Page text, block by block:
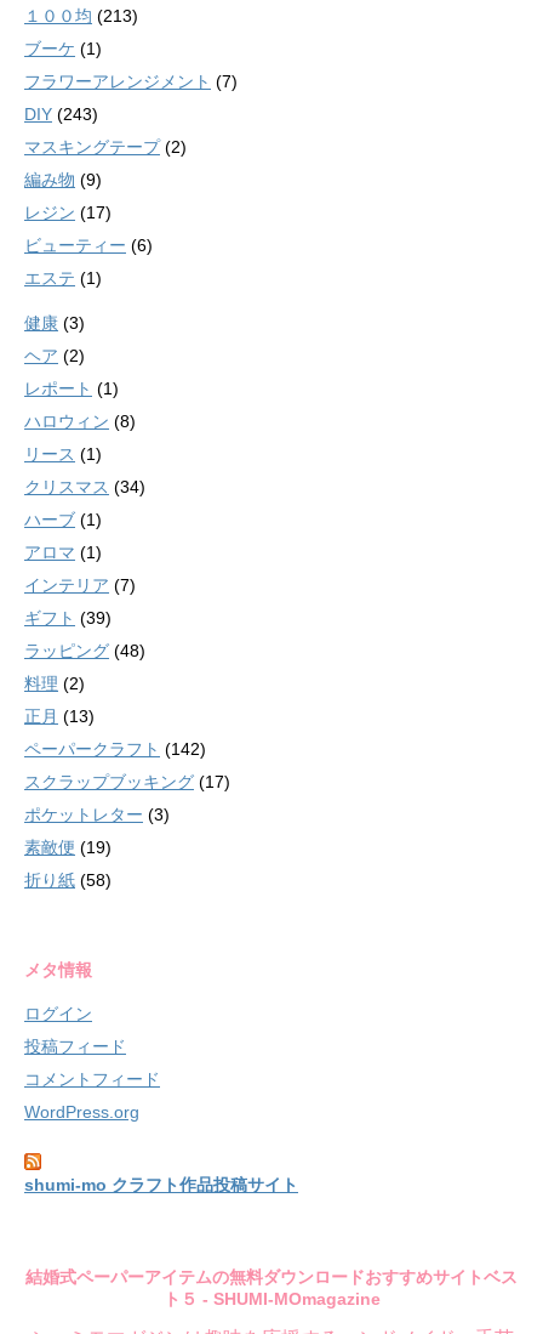
１００均 (213)
ブーケ (1)
フラワーアレンジメント (7)
DIY (243)
マスキングテープ(2)
編み物 (9)
レジン (17)
ビューティー (6)
エステ (1)
健康 (3)
ヘア (2)
レポート (1)
ハロウィン (8)
リース (1)
クリスマス (34)
ハーブ (1)
アロマ (1)
インテリア (7)
ギフト (39)
ラッピング (48)
料理 (2)
正月 (13)
ペーパークラフト (142)
スクラップブッキング (17)
ポケットレター (3)
素敵便 (19)
折り紙 (58)
メタ情報
ログイン
投稿フィード
コメントフィード
WordPress.org
shumi-mo クラフト作品投稿サイト
結婚式ペーパーアイテムの無料ダウンロードおすすめサイトベス
ト５ - SHUMI-MOmagazine